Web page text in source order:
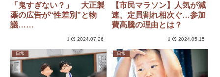
「鬼すぎない？」 大正製
薬の広告が“性差別”と物
議……
2024.07.26
【市民マラソン】人気が減
速、定員割れ相次ぐ…参加
費高騰の理由とは？
2024.05.15
日常 日常